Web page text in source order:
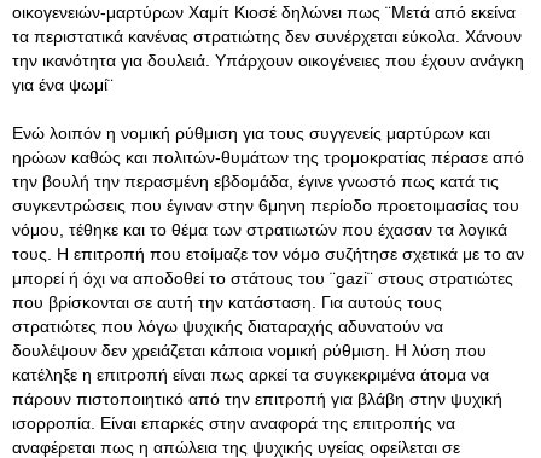
οικογενειών-μαρτύρων Χαμίτ Κιοσέ δηλώνει πως ¨Μετά από εκείνα
τα περιστατικά κανένας στρατιώτης δεν συνέρχεται εύκολα. Χάνουν
την ικανότητα για δουλειά. Υπάρχουν οικογένειες που έχουν ανάγκη
για ένα ψωμί¨
Ενώ λοιπόν η νομική ρύθμιση για τους συγγενείς μαρτύρων και
ηρώων καθώς και πολιτών-θυμάτων της τρομοκρατίας πέρασε από
την βουλή την περασμένη εβδομάδα, έγινε γνωστό πως κατά τις
συγκεντρώσεις που έγιναν στην 6μηνη περίοδο προετοιμασίας του
νόμου, τέθηκε και το θέμα των στρατιωτών που έχασαν τα λογικά
τους. Η επιτροπή που ετοίμαζε τον νόμο συζήτησε σχετικά με το αν
μπορεί ή όχι να αποδοθεί το στάτους του ¨gazi¨ στους στρατιώτες
που βρίσκονται σε αυτή την κατάσταση. Για αυτούς τους
στρατιώτες που λόγω ψυχικής διαταραχής αδυνατούν να
δουλέψουν δεν χρειάζεται κάποια νομική ρύθμιση. Η λύση που
κατέληξε η επιτροπή είναι πως αρκεί τα συγκεκριμένα άτομα να
πάρουν πιστοποιητικό από την επιτροπή για βλάβη στην ψυχική
ισορροπία. Είναι επαρκές στην αναφορά της επιτροπής να
αναφέρεται πως η απώλεια της ψυχικής υγείας οφείλεται σε